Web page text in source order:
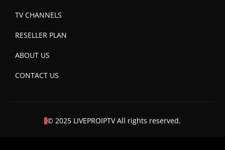
TV CHANNELS
RESELLER PLAN
ABOUT US
CONTACT US
© 2025 LIVEPROIPTV All rights reserved.